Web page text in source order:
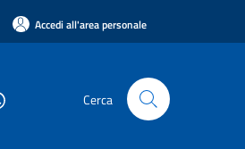
Accedi all'area personale
Cerca